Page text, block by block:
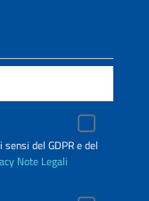
del GDPR e del
Note Legali